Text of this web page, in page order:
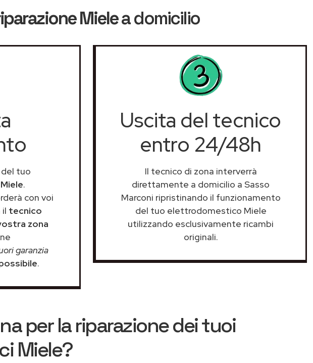
Mielea domicilio
del tuo
Miele.
con voi
tecnico
zona
garanzia
.
Uscita del tecnico
entro 24/48h
Il tecnico di zona interverrà
direttamente a domicilio a Sasso
Marconi ripristinando il funzionamento
del tuo elettrodomestico Miele
utilizzando esclusivamente ricambi
originali.
per la riparazione dei tuoi
Miele?